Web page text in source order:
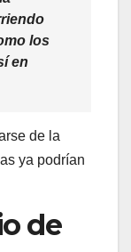
los
en
de la
ya podrían
de